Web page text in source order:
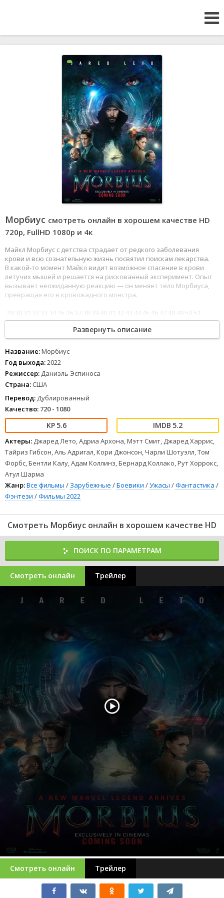
Морбиус смотреть онлайн в хорошем качестве HD
720p, FullHD 1080р и 4к
Майкл Морбиус с детства страдает от редкого заболевания
крови и всю сознательную жизнь посвятил поискам лекарства.
В какой-то момент Майкл видит возможное спасение в крови
летучих мышей и решается на рискованный эксперимент. Опыт
вызывает неожиданную реакцию — он меняет тело Морбиуса,
превращая его в кровожадного монстра.
29 30 31 32 33 34 35 36 37 38 39 40 41 42 43 44 45 46 47 48 49 50 51
52Морбиус (2022) вы можете смотреть онлайн бесплатно в
хорошем качестве полностью на русском языке на любом
устройстве.
Развернуть описание
Название:Морбиус
Год выхода:2022
Режиссер: Даниэль Эспиноса
Страна: США
Перевод: Дублированный
Качество: 720 - 1080
5.6 5.2
Актеры: Джаред Лето, Адриа Архона, Мэтт Смит, Джаред Харрис,
Тайриз Гибсон, Аль Адригал, Кори Джонсон, Чарли Шотуэлл, Том
Форбс, Бентли Калу, Адам Коллинз, Бернард Коллако, Рут Хоррокс,
Атул Шарма
Жанр:Все фильмы / Зарубежные /Боевики /Ужасы /Фантастика /
Фэнтези /Фильмы 2022
Смотреть Морбиус онлайн в хорошем качестве HD
ПОИСК ПО ПАРАМЕТРАМ
Смотреть онлайн Трейлер
Смотреть онлайн Трейлер